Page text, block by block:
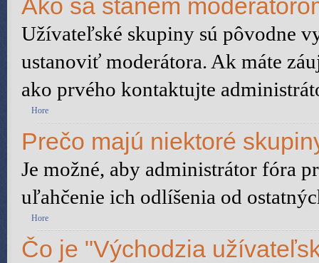
Ako sa stanem
Užívateľské skupiny sú pôvodne
ustanoviť moderátora. Ak máte
ako prvého kontaktujte
Hore
Prečo majú niektoré
Je možné, aby administrátor fóra
uľahčenie ich odlíšenia od
Hore
Čo je "Východzia